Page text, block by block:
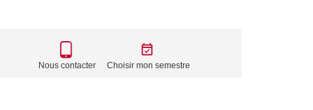
CALL
TO
Nous contacter Choisir mon semestre